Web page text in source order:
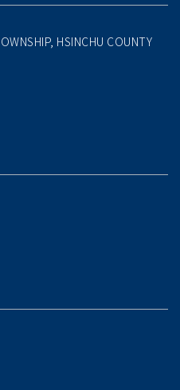
HSINCHU COUNTY